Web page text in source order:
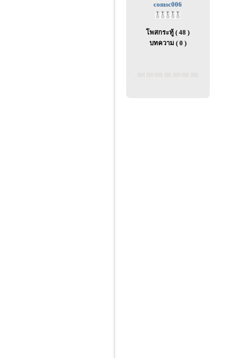
comsc006
โพสกระทู้ ( 48 )
บทความ ( 0 )